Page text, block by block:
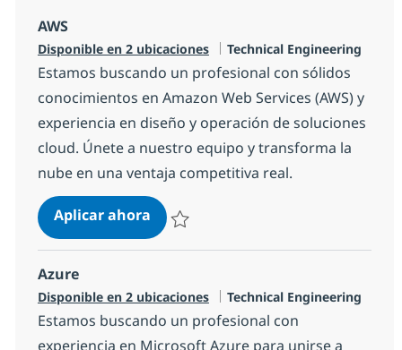
AWS
Disponible en 2 ubicaciones Categoría
Technical Engineering
Estamos buscando un profesional con sólidos
conocimientos en Amazon Web Services (AWS) y
experiencia en diseño y operación de soluciones
cloud. Únete a nuestro equipo y transforma la
nube en una ventaja competitiva real.
Aplicar ahoraAWS
Azure
Disponible en 2 ubicaciones Categoría
Technical Engineering
Estamos buscando un profesional con
experiencia en Microsoft Azure para unirse a